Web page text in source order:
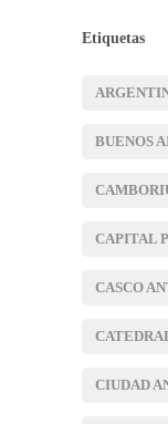
Etiquetas
BUENOS
CAPITAL
CASCO
CIUDAD